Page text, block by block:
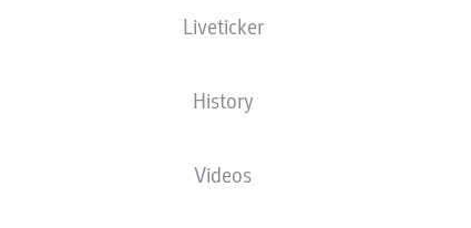
Liveticker
History
Videos
Anzeige